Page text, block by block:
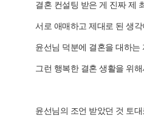
결혼 컨설팅 받은 게 진짜 제
서로 애매하고 제대로 된 생
윤선님 덕분에 결혼을 대하는
그런 행복한 결혼 생활을 위
윤선님의 조언 받았던 것 토